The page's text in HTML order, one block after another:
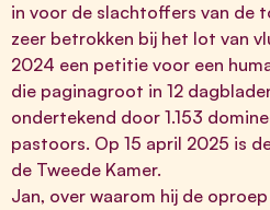
in voor de slachtoffers van de
zeer betrokken bij het lot van
2024 een petitie voor een
die paginagroot in 12
ondertekend door 1.153
pastoors. Op 15 april 2025 is
de Tweede Kamer.
Jan, over waarom hij de